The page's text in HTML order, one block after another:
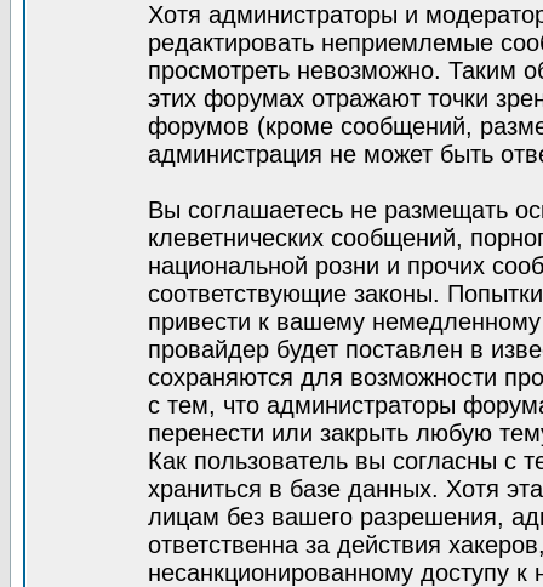
Хотя администраторы и
редактировать неприемлемые
просмотреть невозможно. Таким
этих форумах отражают точки
форумов (кроме сообщений,
администрация не может быть
Вы соглашаетесь не размещать
клеветнических сообщений,
национальной розни и прочих
соответствующие законы.
привести к вашему
провайдер будет поставлен в
сохраняются для возможности
с тем, что администраторы
перенести или закрыть любую
Как пользователь вы согласны с
храниться в базе данных. Хотя
лицам без вашего разрешения,
ответственна за действия
несанкционированному доступу к